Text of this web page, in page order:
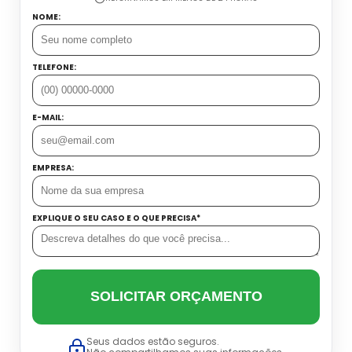
NOME:
TELEFONE:
E-MAIL:
EMPRESA:
EXPLIQUE O SEU CASO E O QUE PRECISA*
SOLICITAR ORÇAMENTO
Seus dados estão seguros.